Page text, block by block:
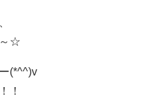
～☆
(*^^)v
！